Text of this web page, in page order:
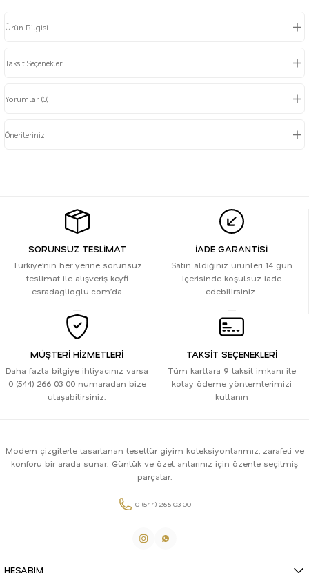
Ürün Bilgisi
Taksit Seçenekleri
Yorumlar (0)
Önerileriniz
SORUNSUZ TESLİMAT
Türkiye’nin her yerine sorunsuz
teslimat ile alışveriş keyfi
esradaglioglu.com’da
İADE GARANTİSİ
Satın aldığınız ürünleri 14 gün
içerisinde koşulsuz iade
edebilirsiniz.
MÜŞTERİ HİZMETLERİ
Daha fazla bilgiye ihtiyacınız varsa
0 (544) 266 03 00 numaradan bize
ulaşabilirsiniz.
TAKSİT SEÇENEKLERİ
Tüm kartlara 9 taksit imkanı ile
kolay ödeme yöntemlerimizi
kullanın
Modern çizgilerle tasarlanan tesettür giyim koleksiyonlarımız, zarafeti ve
konforu bir arada sunar. Günlük ve özel anlarınız için özenle seçilmiş
parçalar.
0 (544) 266 03 00
HESABIM